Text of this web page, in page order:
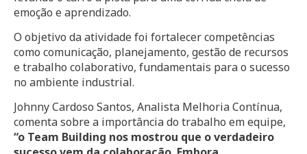
emoção e aprendizado.
O objetivo da atividade foi fortalecer competências
como comunicação, planejamento, gestão de recursos
e trabalho colaborativo, fundamentais para o sucesso
no ambiente industrial.
Johnny Cardoso Santos, Analista Melhoria Contínua,
comenta sobre a importância do trabalho em equipe,
“o Team Building nos mostrou que o verdadeiro